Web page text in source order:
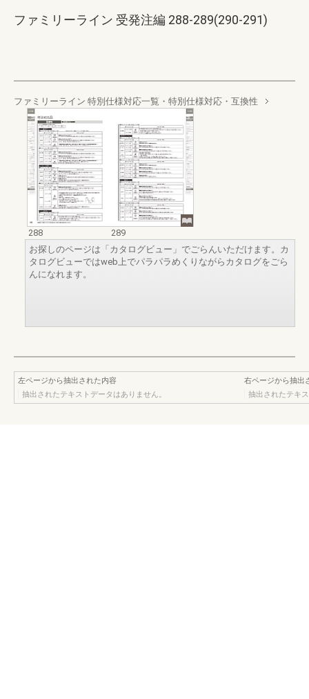
ファミリーライン 受発注編 288-289(290-291)
ファミリーライン 特別仕様対応一覧・特別仕様対応・互換性
288
289
お探しのページは「カタログビュー」でごらんいただけます。カ
タログビューではweb上でパラパラめくりながらカタログをごら
んになれます。
左ページから抽出された内容
抽出されたテキストデータはありません。
右ページから抽出
抽出されたテキ